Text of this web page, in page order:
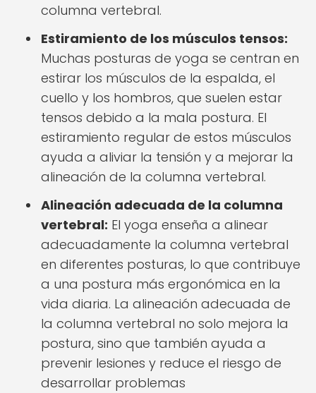
columna vertebral.
Estiramiento de los músculos tensos:
Muchas posturas de yoga se centran en
estirar los músculos de la espalda, el
cuello y los hombros, que suelen estar
tensos debido a la mala postura. El
estiramiento regular de estos músculos
ayuda a aliviar la tensión y a mejorar la
alineación de la columna vertebral.
Alineación adecuada de la columna
vertebral: El yoga enseña a alinear
adecuadamente la columna vertebral
en diferentes posturas, lo que contribuye
a una postura más ergonómica en la
vida diaria. La alineación adecuada de
la columna vertebral no solo mejora la
postura, sino que también ayuda a
prevenir lesiones y reduce el riesgo de
desarrollar problemas